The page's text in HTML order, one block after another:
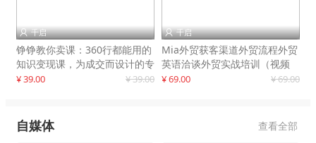
 千启
铮铮教你卖课：360行都能用的
知识变现课，为成交而设计的专
属课程
¥ 39.00 ¥ 39.00
 千启
Mia外贸获客渠道外贸流程外贸
英语洽谈外贸实战培训（视频
课）价值399元
¥ 69.00 ¥ 69.00
自媒体 查看全部